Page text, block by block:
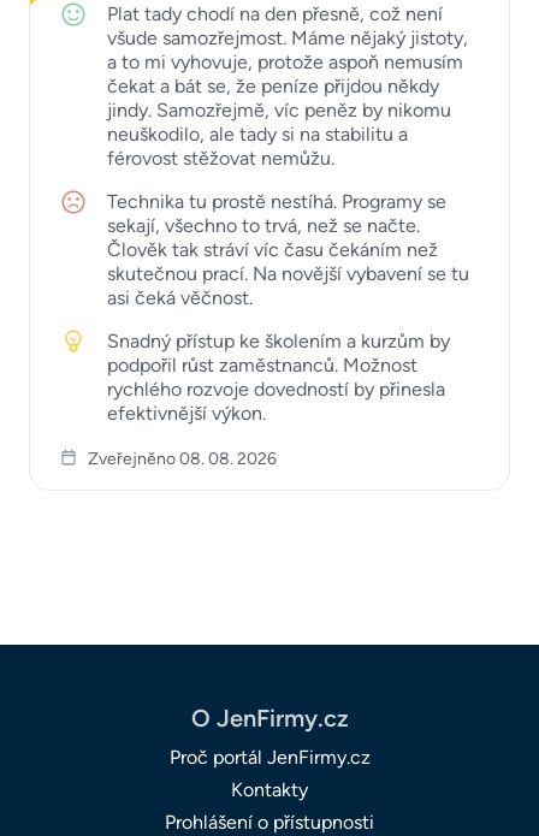
Plat tady chodí na den přesně, což není
všude samozřejmost. Máme nějaký jistoty,
a to mi vyhovuje, protože aspoň nemusím
čekat a bát se, že peníze přijdou někdy
jindy. Samozřejmě, víc peněz by nikomu
neuškodilo, ale tady si na stabilitu a
férovost stěžovat nemůžu.
Technika tu prostě nestíhá. Programy se
sekají, všechno to trvá, než se načte.
Člověk tak stráví víc času čekáním než
skutečnou prací. Na novější vybavení se tu
asi čeká věčnost.
Snadný přístup ke školením a kurzům by
podpořil růst zaměstnanců. Možnost
rychlého rozvoje dovedností by přinesla
efektivnější výkon.
Zveřejněno 08. 08. 2026
O JenFirmy.cz
Proč portál JenFirmy.cz
Kontakty
Prohlášení o přístupnosti